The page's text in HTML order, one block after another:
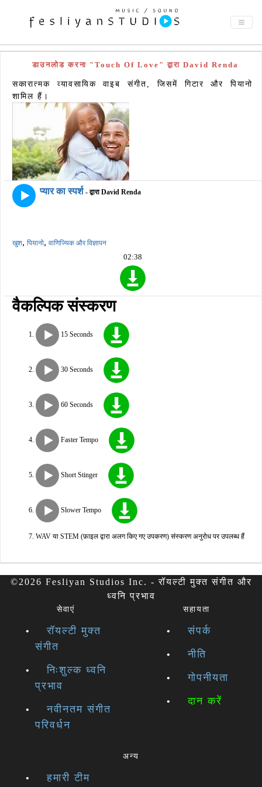
डाउनलोड करना "Touch Of Love" द्वारा David Renda
सकारात्मक व्यावसायिक वाइब संगीत, जिसमें गिटार और पियानो
शामिल हैं।
प्यार का स्पर्श - द्वारा David Renda
खुश, पियानो, वाणिज्यिक और विज्ञापन
02:38
वैकल्पिक संस्करण
15 Seconds
30 Seconds
60 Seconds
Faster Tempo
Short Stinger
Slower Tempo
WAV या STEM (फ़ाइल द्वारा अलग किए गए उपकरण) संस्करण अनुरोध पर उपलब्ध हैं
©2026 Fesliyan Studios Inc. - रॉयल्टी मुक्त संगीत और
ध्वनि प्रभाव
सेवाएं
रॉयल्टी मुक्त
संगीत
निःशुल्क ध्वनि
प्रभाव
नवीनतम संगीत
परिवर्धन
सहायता
संपर्क
नीति
गोपनीयता
दान करें
अन्य
हमारी टीम